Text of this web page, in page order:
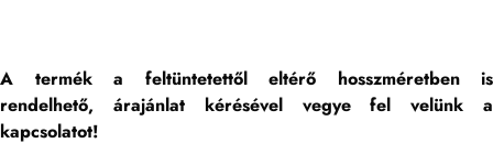
A termék a feltüntetettől eltérő hosszméretben is
rendelhető, árajánlat kérésével vegye fel velünk a
kapcsolatot!